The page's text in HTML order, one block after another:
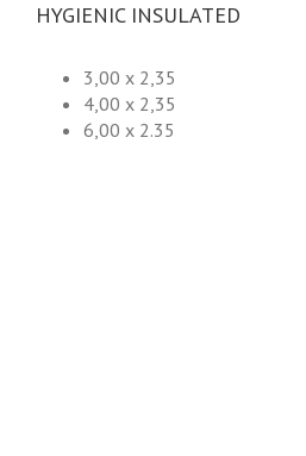
HYGIENIC INSULATED
3,00 x 2,35
4,00 x 2,35
6,00 x 2.35